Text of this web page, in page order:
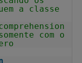
a classe
com o